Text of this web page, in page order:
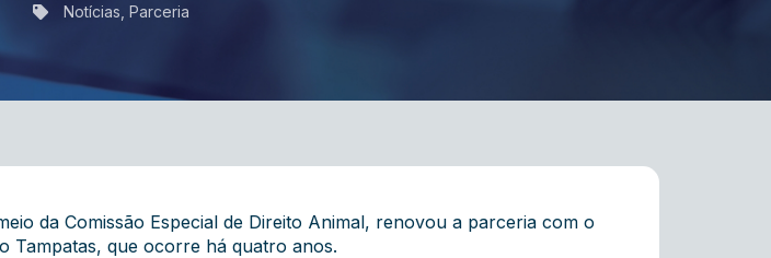
Notícias Parceria
da Comissão Especial de Direito Animal, renovou a parceria com o
Tampatas, que ocorre há quatro anos.